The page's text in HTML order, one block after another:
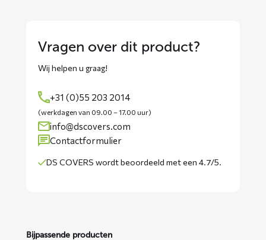
Vragen over dit product?
Wij helpen u graag!
+31 (0)55 203 2014
(werkdagen van 09.00 – 17.00 uur)
info@dscovers.com
Contactformulier
DS COVERS wordtbeoordeeld met een 4.7/5.
Bijpassende producten